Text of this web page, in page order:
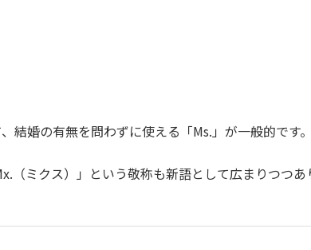
結婚の有無を問わずに使える「Ms.」が一般的です
（ミクス）」という敬称も新語として広まりつつあ